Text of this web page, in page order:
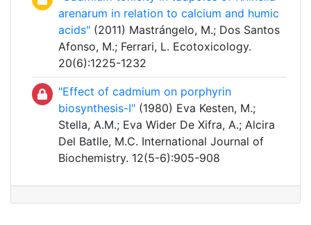
arenarum in relation to calcium and humic
acids" (2011) Mastrángelo, M.; Dos Santos
Afonso, M.; Ferrari, L. Ecotoxicology.
20(6):1225-1232
"Effect of cadmium on porphyrin
biosynthesis-I" (1980) Eva Kesten, M.;
Stella, A.M.; Eva Wider De Xifra, A.; Alcira
Del Batlle, M.C. International Journal of
Biochemistry. 12(5-6):905-908